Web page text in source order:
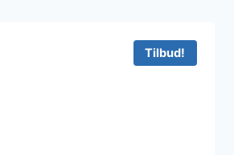
Tilbud!